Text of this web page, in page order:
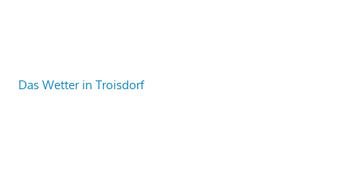
Das Wetter in Troisdorf